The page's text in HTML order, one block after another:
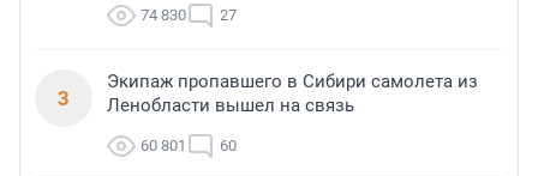
74 830 27
3
Экипаж пропавшего в Сибири самолета из
Ленобласти вышел на связь
60 801 60